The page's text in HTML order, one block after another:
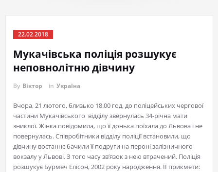
22.02.2018
Мукачівська поліція розшукує
неповнолітню дівчину
By Віктор in Україна
Вчора, 21 лютого, близько 18.00 год, до поліцейських чергової
частини Мукачівського відділу звернулась 34-річна мати
зниклої. Жінка повідомила, що її донька поїхала до Львова і не
повернулась. Співробітники відділу поліції встановили, що
дівчину востаннє бачили її подруги на пероні залізничного
вокзалу у Львові. З того часу зв’язок з нею втрачений. Поліція
розшукує Бурмеч Елісон, 2002 року народження. ЇЇ прикмети: